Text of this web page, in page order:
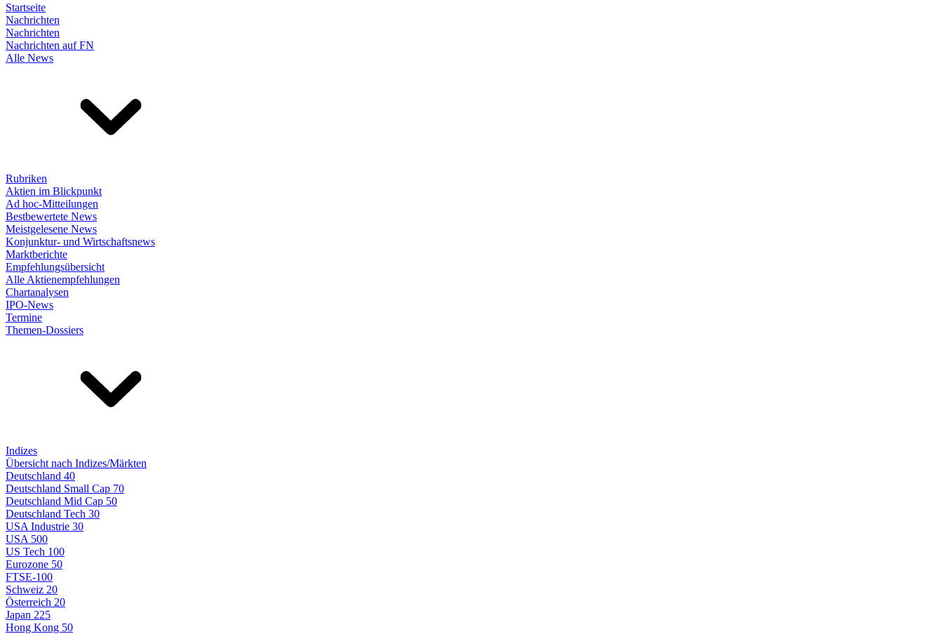
Startseite
Nachrichten
Nachrichten
Nachrichten auf FN
Alle News
Rubriken
Aktien im Blickpunkt
Ad hoc-Mitteilungen
Bestbewertete News
Meistgelesene News
Konjunktur- und Wirtschaftsnews
Marktberichte
Empfehlungsübersicht
Alle Aktienempfehlungen
Chartanalysen
IPO-News
Termine
Themen-Dossiers
Indizes
Übersicht nach Indizes/Märkten
Deutschland 40
Deutschland Small Cap 70
Deutschland Mid Cap 50
Deutschland Tech 30
USA Industrie 30
USA 500
US Tech 100
Eurozone 50
FTSE-100
Schweiz 20
Österreich 20
Japan 225
Hong Kong 50